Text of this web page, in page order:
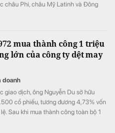
châu Phi, châu Mỹ Latinh và Đông
mua thành công 1 triệu
lớn của công ty dệt may
doanh
giao dịch, ông Nguyễn Du sở hữu
cổ phiếu, tương đương 4,73% vốn
Sau khi mua thành công toàn bộ 1